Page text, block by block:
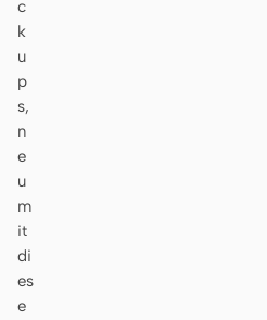
c
k
u
p
s,
n
e
u
m
it
di
es
e